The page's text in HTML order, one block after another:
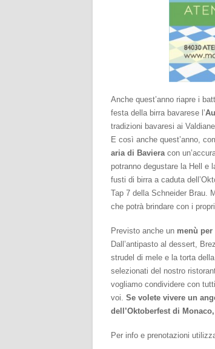
Anche quest’anno riapre i
festa della birra bavarese l’
tradizioni bavaresi ai
E così anche quest’anno,
aria di Bavieracon
potranno degustare la Hell e
fusti di birra a caduta
Tap 7 della Schneider Brau.
che potrà brindare con i
Previsto anche un menù per
Dall’antipasto al dessert,
strudel di mele e la torta
selezionati del nostro
vogliamo condividere con tutti
voi. Se volete vivere un
dell’Oktoberfest di
Per info e prenotazioni